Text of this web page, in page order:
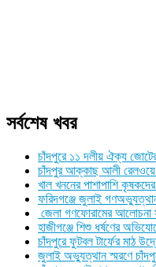
সর্বশেষ খবর
চাঁদপুরে ১১ দলীয় ঐক্য জোটের
চাঁদপুর আক্কাছ আলী রেলওয়ে
খাল খননের পাশাপাশি
ফরিদগঞ্জে জুলাই গণঅভ্যুত্থান
জেলা গণফোরামের আলোচনা
হাজীগঞ্জে শিশু ধর্ষণের
চাঁদপুরে ফুটবল টার্ফের মাঠ
জুলাই অভ্যুত্থান স্মরণে